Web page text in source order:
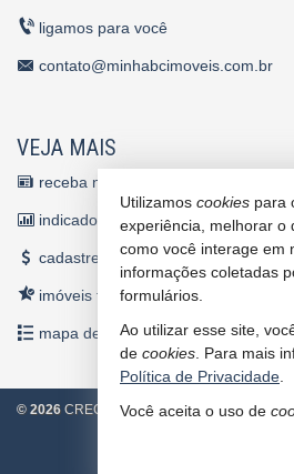
ligamos para você
contato@minhabcimoveis.com.br
VEJA MAIS
receba nosso newsletter
indicadores financeiros
cadastre seu imóvel
imóveis favoritos
mapa de imóveis
© 2026 CRECI/SC 4860 J Política de
Utilizamos cookies para
experiência, melhorar o
como você interage em
informações coletadas
formulários.
Ao utilizar esse site,
de cookies . Para mais
Política de Privacidade
Você aceita o uso de